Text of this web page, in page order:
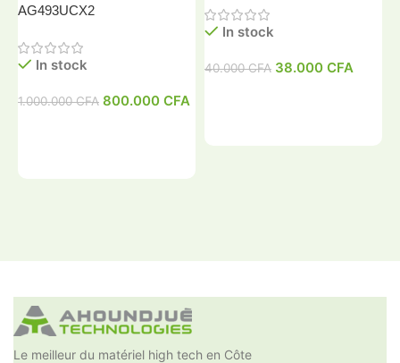
AG493UCX2
In stock
1.000.000CFA 800.000 CFA
In stock
40.000CFA 38.000 CFA
Le meilleur du matériel high tech en Côte